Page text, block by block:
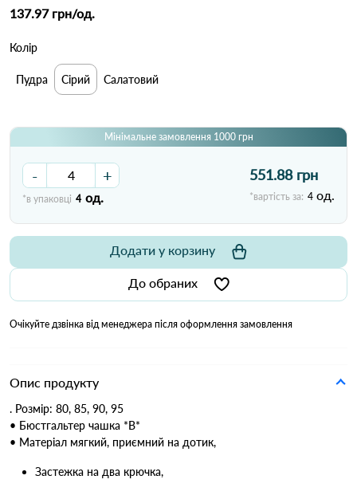
137.97 грн/од.
Колір
Пудра Сірий Салатовий
Мінімальне замовлення 1000 грн
- +
*в упаковці 4 од.
551.88 грн
*вартість за: 4 од.
До обраних
Додати у корзину
Очікуйте дзвінка від менеджера після оформлення замовлення
Опис продукту
. Розмір: 80, 85, 90, 95
• Бюстгальтер чашка *В*
• Матеріал мягкий, приємний на дотик,
Застежка на два крючка,